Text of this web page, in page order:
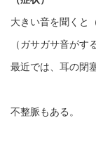
大きい音を聞くと
（ガサガサ音がす
最近では、耳の閉
不整脈もある。